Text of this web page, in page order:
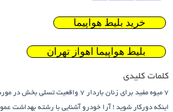
خرید بلیط هواپیما
بلیط هواپیما اهواز تهران
کلمات کلیدی
7 میوه مفید برای زنان باردار 7 واقعیت تسلی بخش در مورد بیماری سرطان
اینکه دورکار شوید ! آرا خودرو آشنایی با رشته بهداشت